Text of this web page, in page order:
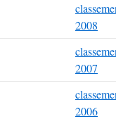
2008
2007
2006